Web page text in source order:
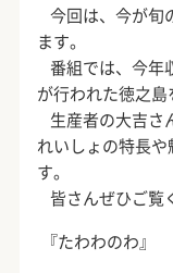
今回は、今が旬
ます。
番組では、今年
が行われた徳之島
生産者の大吉さ
れいしょの特長
す。
皆さんぜひご覧
『たわわのわ』